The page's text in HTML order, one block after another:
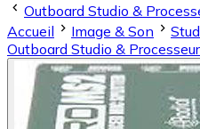
Outboard Studio &
Accueil
Image & Son
Outboard Studio &